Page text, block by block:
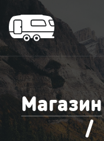
Магазин
/